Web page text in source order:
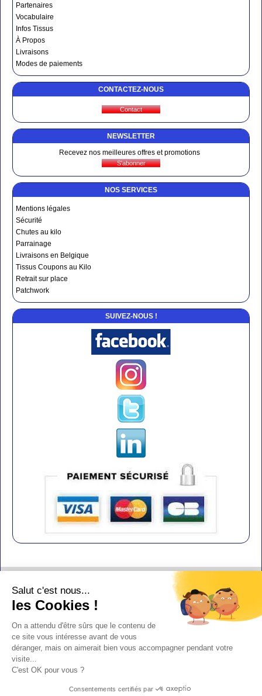
Partenaires
Vocabulaire
Infos Tissus
À Propos
Livraisons
Modes de paiements
CONTACTEZ-NOUS
NEWSLETTER
Recevez nos meilleures offres et promotions
NOS SERVICES
Mentions légales
Sécurité
Chutes au kilo
Parrainage
Livraisons en Belgique
Tissus Coupons au Kilo
Retrait sur place
Patchwork
SUIVEZ-NOUS !
Mentions légales
Y-Proximité / Aliénor.net
Salut c'est nous...
les Cookies !
On a attendu d'être sûrs que le contenu de
ce site vous intéresse avant de vous
déranger, mais on aimerait bien vous accompagner pendant votre
visite...
C'est OK pour vous ?
Consentements certifiés par